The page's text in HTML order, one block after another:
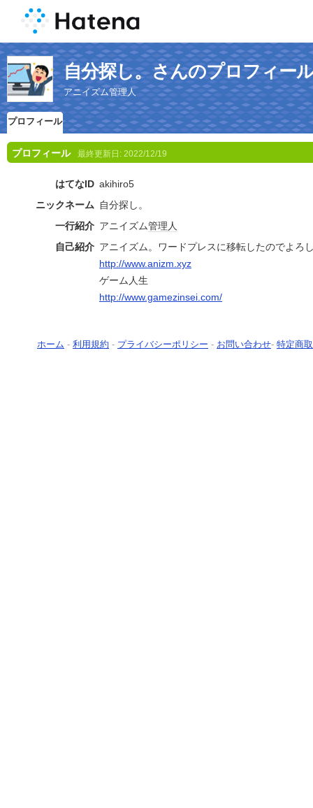
自分探し。さんのプロフィー
アニイズム管理人
プロフィール
プロフィール 最終更新日: 2022/12/19
はてなID akihiro5
ニックネーム 自分探し。
一行紹介 アニイズム管理人
自己紹介 アニイズム。ワードプレスに移転したのでよろ
http://www.anizm.xyz
ゲーム人生
http://www.gamezinsei.com/
ホーム - 利用規約 - プライバシーポリシー - お問い合わせ- 特定商